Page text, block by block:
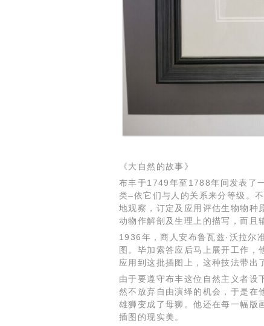
《大自然的故事》
布丰于1749年至1788年间发表了
类–依它们与人的关系来分等级。
地观察，订定及应用评估生物物种
动物作解剖及生理上的描写，而且
1936年，商人安布鲁瓦兹·沃拉尔
图。毕加索答应后马上展开工作，
应用到这批插图上，这种技法带出
由于要遵守布丰这位自然主义者设
然不放弃自由演绎的机会，于是在
雄狮变成了母狮。他还在每一幅版
插图的现实美。